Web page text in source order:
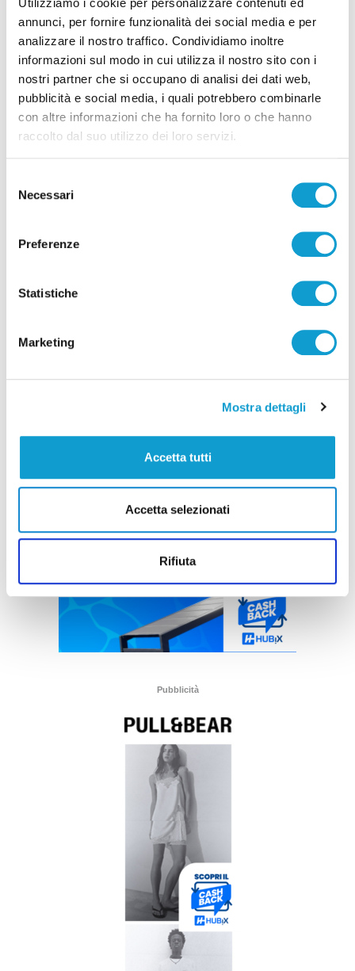
annunci, per fornire funzionalità dei social media e per
analizzare il nostro traffico. Condividiamo inoltre
informazioni sul modo in cui utilizza il nostro sito con i
nostri partner che si occupano di analisi dei dati web,
pubblicità e social media, i quali potrebbero combinarle
con altre informazioni che ha fornito loro o che hanno
raccolto dal suo utilizzo dei loro servizi.
delNecessari
Preferenze
Statistiche
Marketing
Mostra dettagli
Accetta tutti
Accetta selezionati
Rifiuta
l’attaccante Sgarbi
di Pierluigi Dorotei
Pubblicità